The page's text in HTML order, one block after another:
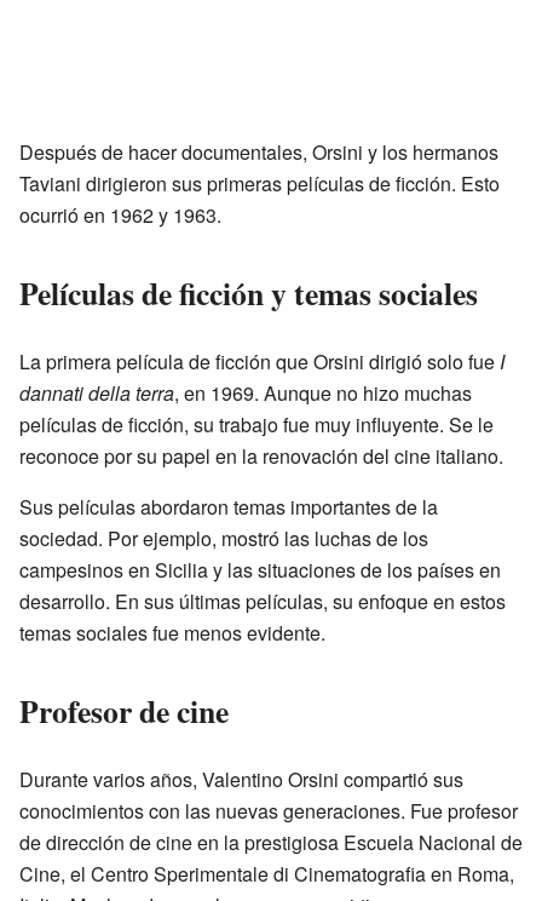
Después de hacer documentales, Orsini y los hermanos
Taviani dirigieron sus primeras películas de ficción. Esto
ocurrió en 1962 y 1963.
Películas de ficción y temas sociales
La primera película de ficción que Orsini dirigió solo fue I
dannati della terra, en 1969. Aunque no hizo muchas
películas de ficción, su trabajo fue muy influyente. Se le
reconoce por su papel en la renovación del cine italiano.
Sus películas abordaron temas importantes de la
sociedad. Por ejemplo, mostró las luchas de los
campesinos en Sicilia y las situaciones de los países en
desarrollo. En sus últimas películas, su enfoque en estos
temas sociales fue menos evidente.
Profesor de cine
Durante varios años, Valentino Orsini compartió sus
conocimientos con las nuevas generaciones. Fue profesor
de dirección de cine en la prestigiosa Escuela Nacional de
Cine, el Centro Sperimentale di Cinematografia en Roma,